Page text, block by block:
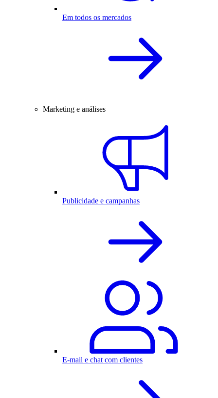
Em todos os mercados
Marketing e análises
Publicidade e campanhas
E-mail e chat com clientes